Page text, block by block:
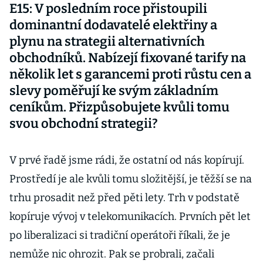
E15: V posledním roce přistoupili
dominantní dodavatelé elektřiny a
plynu na strategii alternativních
obchodníků. Nabízejí fixované tarify na
několik let s garancemi proti růstu cen a
slevy poměřují ke svým základním
ceníkům. Přizpůsobujete kvůli tomu
svou obchodní strategii?
V prvé řadě jsme rádi, že ostatní od nás kopírují.
Prostředí je ale kvůli tomu složitější, je těžší se na
trhu prosadit než před pěti lety. Trh v podstatě
kopíruje vývoj v telekomunikacích. Prvních pět let
po liberalizaci si tradiční operátoři říkali, že je
nemůže nic ohrozit. Pak se probrali, začali